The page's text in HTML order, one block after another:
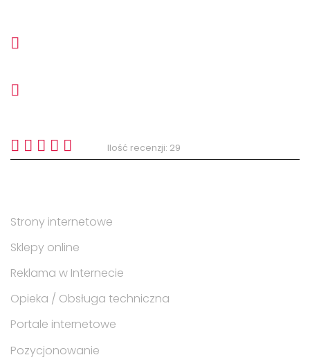
Ilość recenzji: 29
Strony internetowe
Sklepy online
Reklama w Internecie
Opieka / Obsługa techniczna
Portale internetowe
Pozycjonowanie